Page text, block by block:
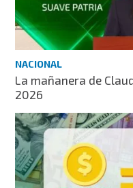
NACIONAL
La mañanera de
2026